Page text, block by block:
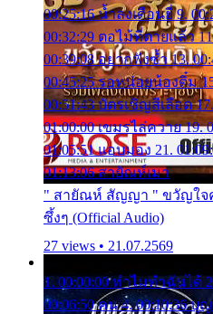
00:25:16 น้ำลงเดือนยี่ 9.
00:32:29 ตอไม้ที่ตายแล้ว
00:39:08 อยากฟังซ้ำ 13.
00:45:25 รอหน่อยน้องติ๋ม
00:51:43 บัตรเชิญสีเลือด
01:00:00 เขมรไล่ควาย 19.
01:05:51 แอบมอง 21.
01:13:06 สายัณห์เมา
" สายัณห์ สัญญา " ขวัญใจค
ซึ้งๆ (Official Audio)
27 views • 21.07.2569
1. 00:00:00 ทำไมทำฉันได้
00:06:50 คน 4. 00:10:36 บุ